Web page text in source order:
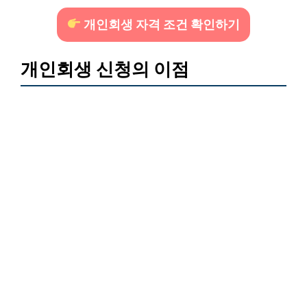
개인회생 자격 조건 확인하기
개인회생 신청의 이점